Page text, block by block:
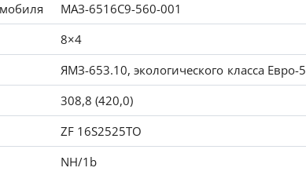
МАЗ-6516C9-560-001
8×4
ЯМЗ-653.10, экологического класса Евро-5
308,8 (420,0)
ZF 16S2525ТО
NH/1b